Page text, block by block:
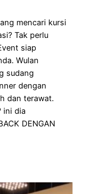
mencari kursi
Tak perlu
siap
Wulan
sudang
dengan
dan terawat.
ini dia
DENGAN